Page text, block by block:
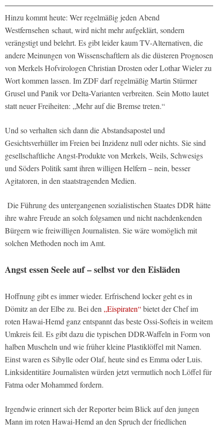
Hinzu kommt heute: Wer regelmäßig jeden Abend
Westfernsehen schaut, wird nicht mehr aufgeklärt, sondern
verängstigt und belehrt. Es gibt leider kaum TV-Alternativen, die
andere Meinungen von Wissenschaftlern als die düsteren Prognosen
von Merkels Hofvirologen Christian Drosten oder Lothar Wieler zu
Wort kommen lassen. Im ZDF darf regelmäßig Martin Stürmer
Grusel und Panik vor Delta-Varianten verbreiten. Sein Motto lautet
statt neuer Freiheiten: „Mehr auf die Bremse treten.“
Und so verhalten sich dann die Abstandsapostel und
Gesichtsverhüller im Freien bei Inzidenz null oder nichts. Sie sind
gesellschaftliche Angst-Produkte von Merkels, Weils, Schwesigs
und Söders Politik samt ihren willigen Helfern – nein, besser
Agitatoren, in den staatstragenden Medien.
Die Führung des untergangenen sozialistischen Staates DDR hätte
ihre wahre Freude an solch folgsamen und nicht nachdenkenden
Bürgern wie freiwilligen Journalisten. Sie wäre womöglich mit
solchen Methoden noch im Amt.
Angst essen Seele auf – selbst vor den Eisläden
Hoffnung gibt es immer wieder. Erfrischend locker geht es in
Dömitz an der Elbe zu. Bei den „Eispiraten“bietet der Chef im
roten Hawai-Hemd ganz entspannt das beste Ossi-Softeis in weitem
Umkreis feil. Es gibt dazu die typischen DDR-Waffeln in Form von
halben Muscheln und wie früher kleine Plastiklöffel mit Namen.
Einst waren es Sibylle oder Olaf, heute sind es Emma oder Luis.
Linksidentitäre Journalisten würden jetzt vermutlich noch Löffel für
Fatma oder Mohammed fordern.
Irgendwie erinnert sich der Reporter beim Blick auf den jungen
Mann im roten Hawai-Hemd an den Spruch der friedlichen